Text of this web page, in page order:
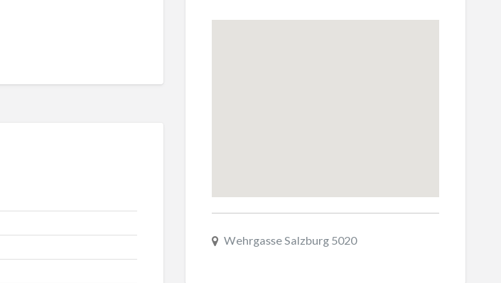
Wehrgasse Salzburg 5020